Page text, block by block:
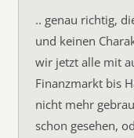
.. genau richtig,
und keinen
wir jetzt alle mit
Finanzmarkt bis
nicht mehr
schon gesehen,